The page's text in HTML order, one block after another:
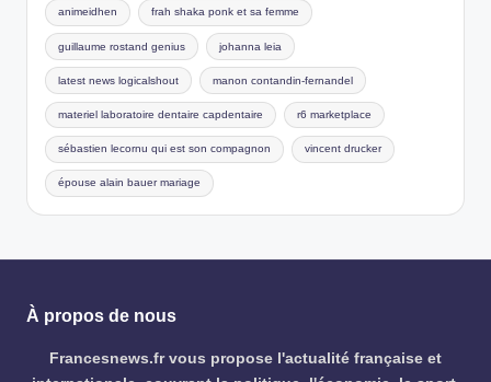
animeidhen frah shaka ponk et sa femme
guillaume rostand genius johanna leia
latest news logicalshout manon contandin-fernandel
materiel laboratoire dentaire capdentaire r6 marketplace
sébastien lecornu qui est son compagnon vincent drucker
épouse alain bauer mariage
À propos de nous
Francesnews.fr vous propose l'actualité française et